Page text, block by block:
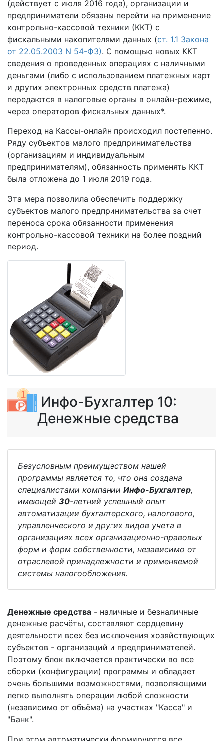
(действует с июля 2016 года), организации и
предприниматели обязаны перейти на применение
контрольно-кассовой техники (ККТ) с
фискальными накопителями данных (ст. 1.1 Закона
от 22.05.2003 N 54-ФЗ). С помощью новых ККТ
сведения о проведенных операциях с наличными
деньгами (либо с использованием платежных карт
и других электронных средств платежа)
передаются в налоговые органы в онлайн-режиме,
через операторов фискальных данных*.
Переход на Кассы-онлайн происходил постепенно.
Ряду субъектов малого предпринимательства
(организациям и индивидуальным
предпринимателям), обязанность применять ККТ
была отложена до 1 июля 2019 года.
Эта мера позволила обеспечить поддержку
субъектов малого предпринимательства за счет
переноса срока обязанности применения
контрольно-кассовой техники на более поздний
период.
Инфо-Бухгалтер 10:
Денежные средства
Безусловным преимуществом нашей
программы является то, что она создана
специалистами компании Инфо-Бухгалтер,
имеющей 30-летний успешный опыт
автоматизации бухгалтерского, налогового,
управленческого и других видов учета в
организациях всех организационно-правовых
форм и форм собственности, независимо от
отраслевой принадлежности и применяемой
системы налогообложения.
Денежные средства - наличные и безналичные
денежные расчёты, составляют сердцевину
деятельности всех без исключения хозяйствующих
субъектов - организаций и предпринимателей.
Поэтому блок включается практически во все
сборки (конфигурации) программы и обладает
очень большими возможностями, позволяющими
легко выполнять операции любой сложности
(независимо от объёма) на участках "Касса" и
"Банк".
При этом автоматически формируются все